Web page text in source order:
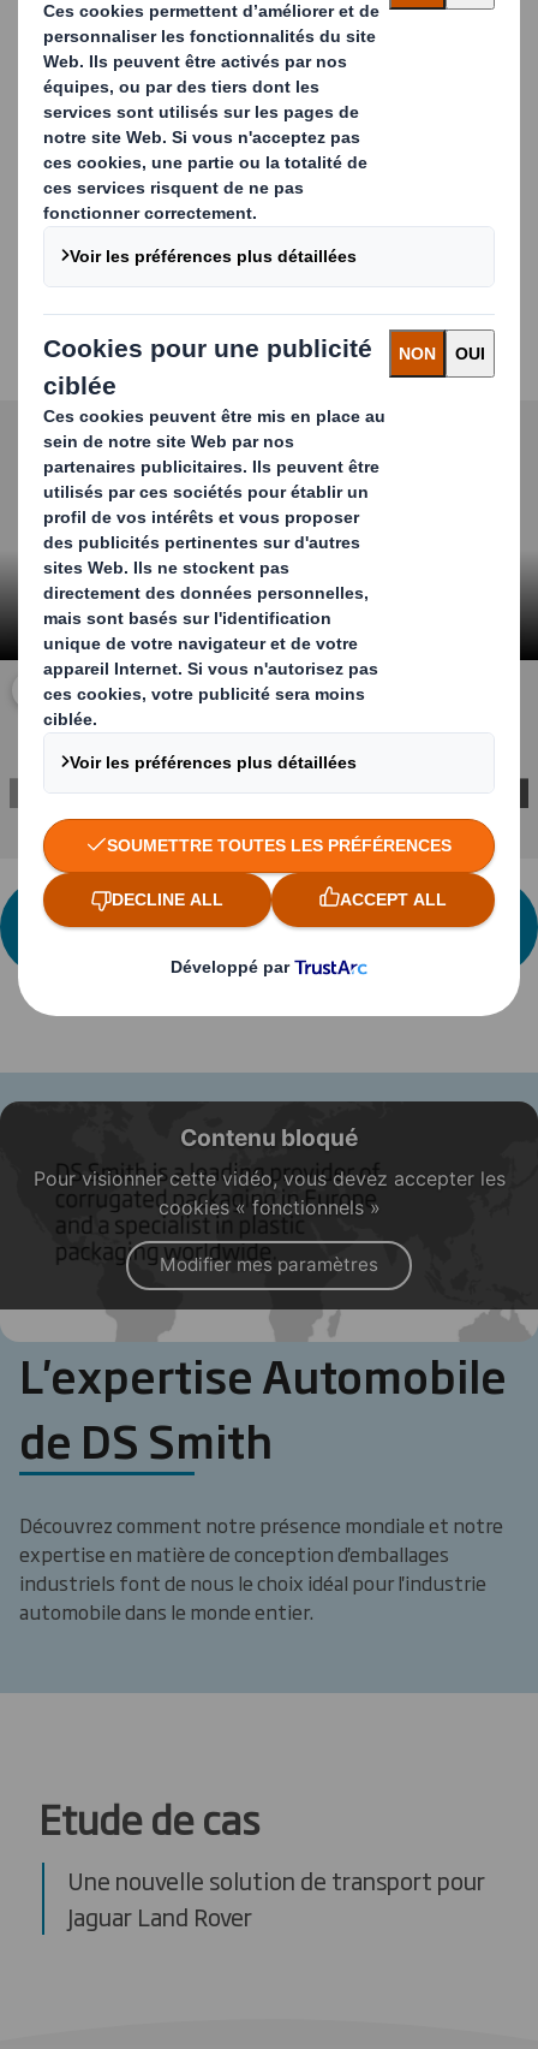
Solutions ex-stockNous avons toujours des caisses
standard disponibles pour une expédition
immédiate.
Délais courtsNos conceptions sur mesure prennent
des semaines plutôt que des mois entre le
développement et la livraison.
Faibles coûts de développement
autres types de matériaux d'emballage automobile
Conception et impression sur mesure
d'emballage sur mesure offrent une protection
optimale aux pièces automobiles et reflètent votre
marque.
Carousel. Use previous and next buttons to move
Cliquez pour agrandir la vidéo
CONTACTEZ-NOUS POUR PLUS
Contenu bloqué
Pour visionner cette vidéo, vous devez accepter les
cookies « fonctionnels »
Modifier mes paramètres
L'expertise Automobile
de DS Smith
Découvrez comment notre présence mondiale et notre
expertise en matière de conception d'emballages
industriels font de nous le choix idéal pour l'industrie
automobile dans le monde entier.
Etude de cas
Une nouvelle solution de transport pour
Jaguar Land Rover